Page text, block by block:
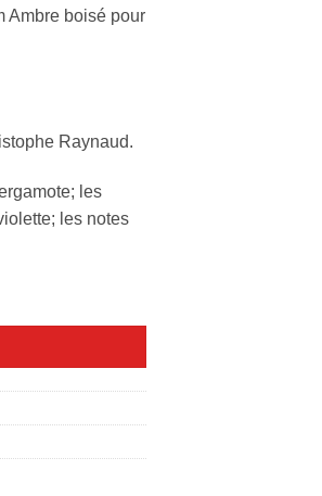
Ambre boisé pour
Raynaud.
les
les notes